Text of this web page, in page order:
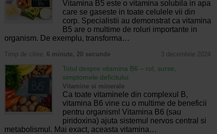
Vitamina B5 este o vitamina solubila in apa
care se gaseste in toate celulele vii din
corp. Specialistii au demonstrat ca vitamina
B5 are o multime de roluri importante in
organism. De exemplu, transforma…
Timp de citire: 6 minute, 20 secunde 3 decembrie 2024
Totul despre vitamina B6 – rol, surse,
simptomele deficitului
Vitamine si minerale
Ca toate vitaminele din complexul B,
vitamina B6 vine cu o multime de beneficii
pentru organism! Vitamina B6 (sau
piridoxina) ajuta sistemul nervos central si
metabolismul. Mai exact, aceasta vitamina…